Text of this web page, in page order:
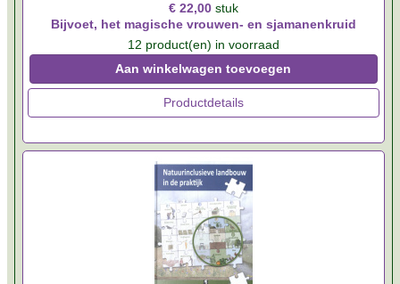
€ 22,00 stuk
Bijvoet, het magische vrouwen- en sjamanenkruid
12 product(en) in voorraad
Aan winkelwagen toevoegen
Productdetails